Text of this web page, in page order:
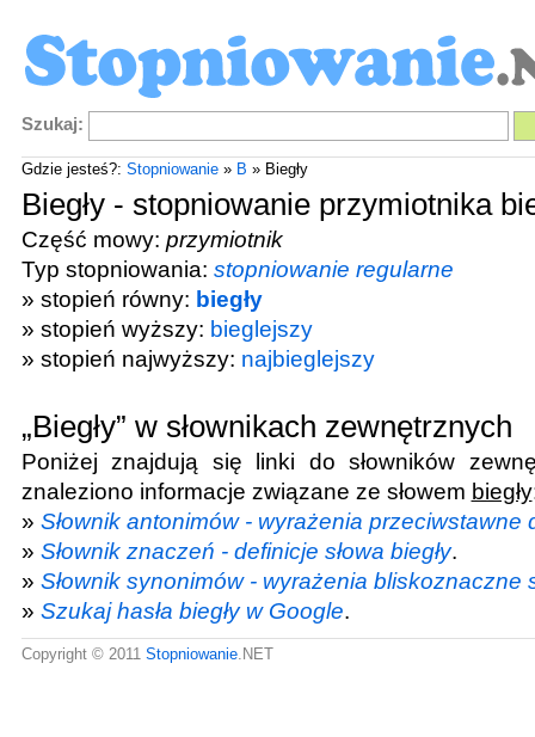
Szukaj:
Gdzie jesteś?: Stopniowanie» B » Biegły
Biegły - stopniowanie przymiotnika
Część mowy: przymiotnik
Typ stopniowania: stopniowanie regularne
» stopień równy: biegły
» stopień wyższy: bieglejszy
» stopień najwyższy: najbieglejszy
„Biegły” w słownikach zewnętrznych
Poniżej znajdują się linki do słowników
znaleziono informacje związane ze słowem biegły
» Słownik antonimów - wyrażenia przeciwstawne
» Słownik znaczeń - definicje słowa biegły.
» Słownik synonimów - wyrażenia bliskoznaczne
» Szukaj hasła biegły w Google.
Copyright © 2011 Stopniowanie.NET